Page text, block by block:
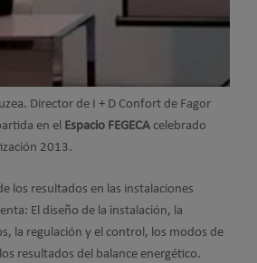
Director de I + D Confort de Fagor
en el Espacio FEGECA celebrado
2013.
los resultados en las instalaciones
El diseño de la instalación, la
la regulación y el control, los modos de
resultados del balance energético.